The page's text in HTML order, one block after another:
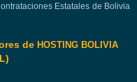
Estatales de Bolivia
de HOSTING BOLIVIA